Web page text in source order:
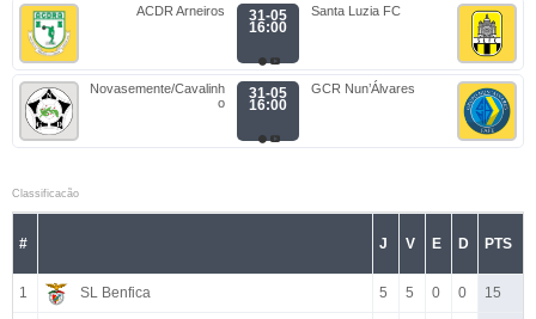
ACDR Arneiros 31-05
16:00
Santa Luzia FC
Novasemente/Cavalinh
o
31-05
16:00
GCR Nun’Álvares
Classificacão
# J V E D PTS
1 SL Benfica 5 5 0 0 15